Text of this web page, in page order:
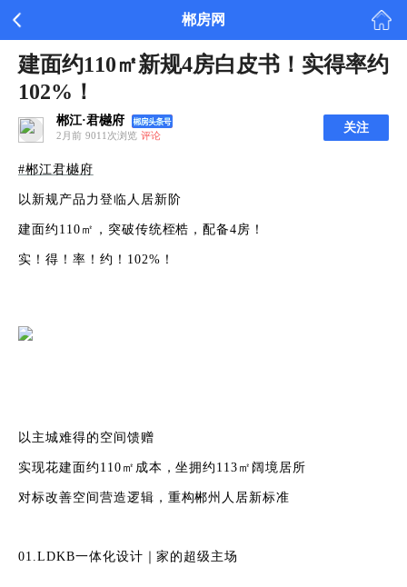
郴房网
建面约110㎡新规4房白皮书！实得率约
102%！
郴江·君樾府
2月前 9011次浏览 评论
关注
#郴江君樾府
以新规产品力登临人居新阶
建面约110㎡，突破传统桎梏，配备4房！
实！得！率！约！102%！
以主城难得的空间馈赠
实现花建面约110㎡成本，坐拥约113㎡阔境居所
对标改善空间营造逻辑，重构郴州人居新标准
01.LDKB一体化设计｜家的超级主场